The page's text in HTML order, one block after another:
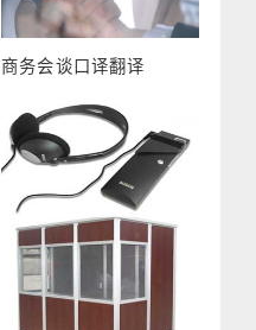
商务会谈口译翻译